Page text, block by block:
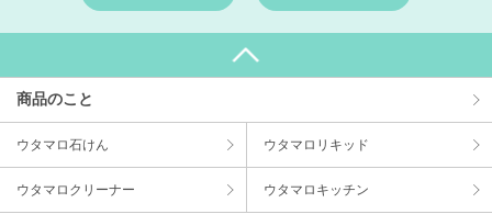
商品のこと
ウタマロ⽯けん ウタマロリキッド
ウタマロクリーナー ウタマロキッチン